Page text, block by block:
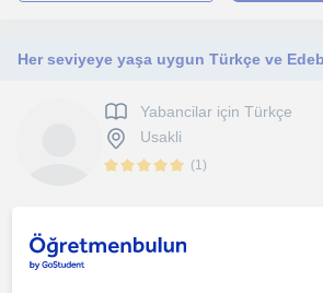
Yabancilar için Türkçe
Usakli
(1)
1. ders ücretsiz